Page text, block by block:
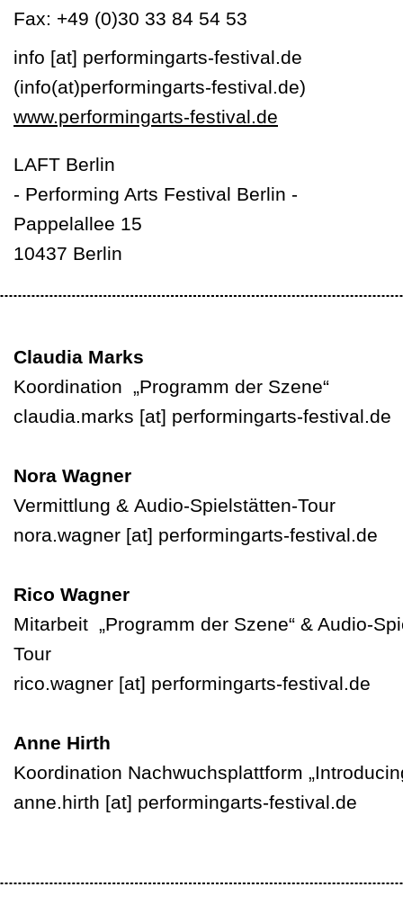
Fax: +49 (0)30 33 84 54 53
info [at] performingarts-festival.de
(info(at)performingarts-festival.de)
www.performingarts-festival.de
LAFT Berlin
- Performing Arts Festival Berlin -
Pappelallee 15
10437 Berlin
Claudia Marks
Koordination „Programm der Szene“
claudia.marks [at] performingarts-festival.de
Nora Wagner
Vermittlung & Audio-Spielstätten-Tour
nora.wagner [at] performingarts-festival.de
Rico Wagner
Mitarbeit „Programm der Szene“ & Audio-
Tour
rico.wagner [at] performingarts-festival.de
Anne Hirth
Koordination Nachwuchsplattform
anne.hirth [at] performingarts-festival.de